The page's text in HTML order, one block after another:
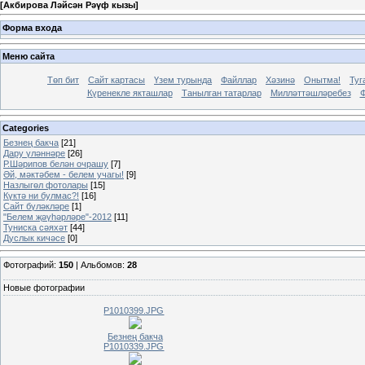
[Акбирова Ләйсән Рәүф кызы]
Форма входа
Меню сайта
Төп бит Сайт картасы Үзем турында Файллар Хәзинә Онытма!
Күренекле якташлар
Танылган татарлар Милләттәшләребез
Categories
Безнең бакча [21]
Дару үләннәре [26]
Р.Шәрипов белән очрашу [7]
Әй, мәктәбем - белем учагы! [9]
Назлыгөл фотолары [15]
Күктә ни булмас?! [16]
Сайт бүләкләре [1]
"Белем җәүһәрләре"-2012 [11]
Туниска сәяхәт [44]
Дуслык кичәсе [0]
Фотографий: 150 | Альбомов: 28
Новые фотографии
P1010399.JPG
Безнең бакча
P1010339.JPG